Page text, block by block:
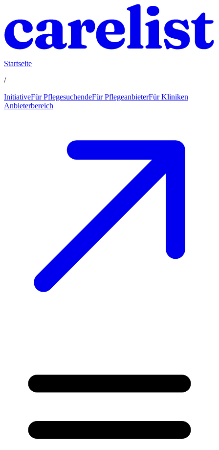
Startseite
/
InitiativeFür PflegesuchendeFür PflegeanbieterFür Kliniken
Anbieterbereich